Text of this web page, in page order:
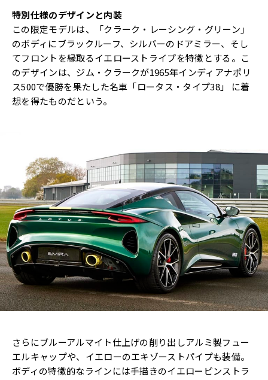
特別仕様のデザインと内装
この限定モデルは、「クラーク・レーシング・グリーン」
のボディにブラックルーフ、シルバーのドアミラー、そし
てフロントを縁取るイエローストライプを特徴とする。こ
のデザインは、ジム・クラークが1965年インディアナポリ
ス500で優勝を果たした名車「ロータス・タイプ38」 に着
想を得たものだという。
さらにブルーアルマイト仕上げの削り出しアルミ製フュー
エルキャップや、イエローのエキゾーストパイプも装備。
ボディの特徴的なラインには手描きのイエローピンストラ